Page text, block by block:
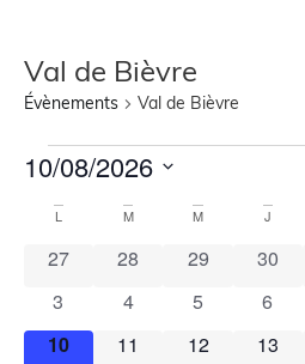
Val de Bièvre
Évènements Val de Bièvre
10/08/2026
une
Calendrier
de
Évènements
L M M J
0 évènements
27 0 évènements
28 0 évènements
29 0
30
0 évènements
3 0 évènements
4 0 évènements
5 0
6
0 évènements
10 0 évènements
11 0 évènements
12 0
13